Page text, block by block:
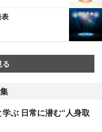
る
ぶ 日常に潜む“人身取